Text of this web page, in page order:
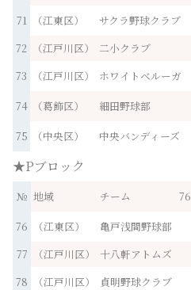
71 （江東区）
サクラ野球クラブ
72
（江戸川区）
二小クラブ
73
（江戸川区）
ホワイトベルーガ
74
（葛飾区）
細田野球部
75
（中央区） 中央バンディーズ
★Pブロック
№ 地域 チーム 76
76
（江東区）
亀戸浅間野球部
77
（江戸川区）
十八軒アトムズ
78
（江戸川区）
貞明野球クラブ